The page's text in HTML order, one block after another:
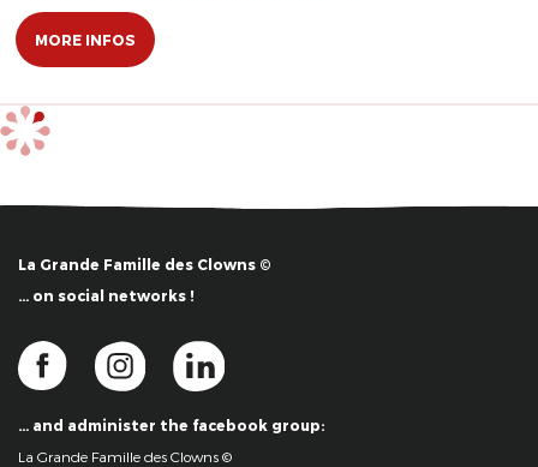
MORE INFOS
La Grande Famille des Clowns ©
… on social networks !
… and administer the facebook group:
La Grande Famille des Clowns ©